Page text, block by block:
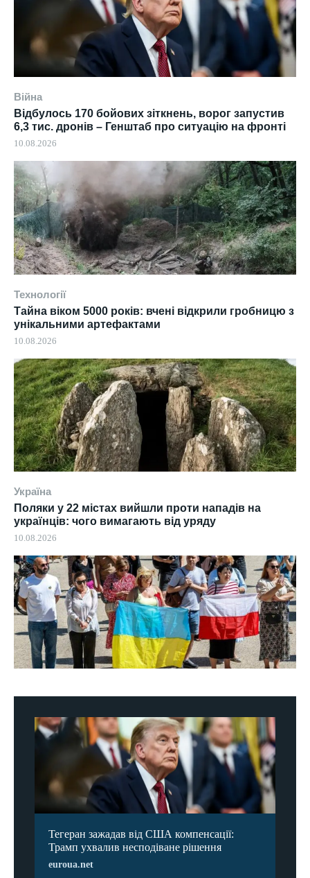
Війна
Відбулось 170 бойових зіткнень, ворог запустив
6,3 тис. дронів – Генштаб про ситуацію на фронті
10.08.2026
Технології
Тайна віком 5000 років: вчені відкрили гробницю з
унікальними артефактами
10.08.2026
Україна
Поляки у 22 містах вийшли проти нападів на
українців: чого вимагають від уряду
10.08.2026
Тегеран зажадав від США компенсації:
Трамп ухвалив несподіване рішення
euroua.net